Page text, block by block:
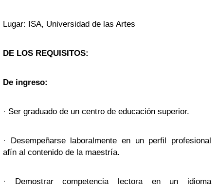
Lugar: ISA, Universidad de las Artes
DE LOS REQUISITOS:
De ingreso:
· Ser graduado de un centro de educación superior.
· Desempeñarse laboralmente en un perfil profesional
afín al contenido de la maestría.
· Demostrar competencia lectora en un idioma